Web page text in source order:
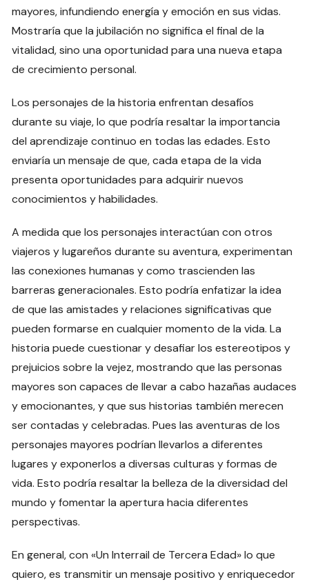
mayores, infundiendo energía y emoción en sus vidas.
Mostraría que la jubilación no significa el final de la
vitalidad, sino una oportunidad para una nueva etapa
de crecimiento personal.
Los personajes de la historia enfrentan desafíos
durante su viaje, lo que podría resaltar la importancia
del aprendizaje continuo en todas las edades. Esto
enviaría un mensaje de que, cada etapa de la vida
presenta oportunidades para adquirir nuevos
conocimientos y habilidades.
A medida que los personajes interactúan con otros
viajeros y lugareños durante su aventura, experimentan
las conexiones humanas y como trascienden las
barreras generacionales. Esto podría enfatizar la idea
de que las amistades y relaciones significativas que
pueden formarse en cualquier momento de la vida. La
historia puede cuestionar y desafiar los estereotipos y
prejuicios sobre la vejez, mostrando que las personas
mayores son capaces de llevar a cabo hazañas audaces
y emocionantes, y que sus historias también merecen
ser contadas y celebradas. Pues las aventuras de los
personajes mayores podrían llevarlos a diferentes
lugares y exponerlos a diversas culturas y formas de
vida. Esto podría resaltar la belleza de la diversidad del
mundo y fomentar la apertura hacia diferentes
perspectivas.
En general, con «Un Interrail de Tercera Edad» lo que
quiero, es transmitir un mensaje positivo y enriquecedor